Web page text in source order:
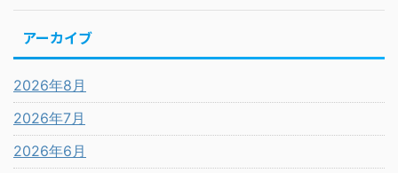
アーカイブ
2026年8月
2026年7月
2026年6月